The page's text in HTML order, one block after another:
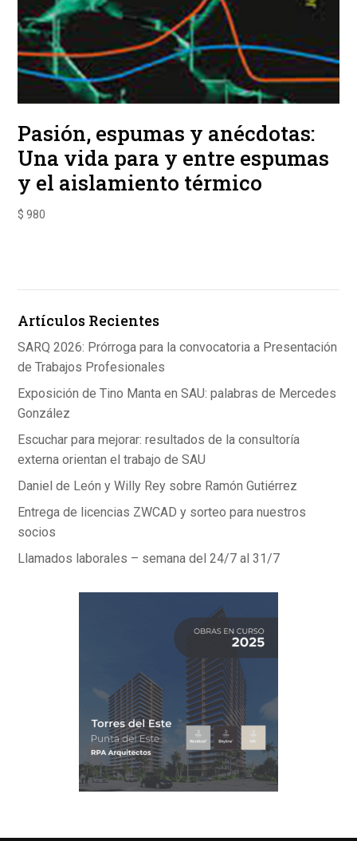
Pasión, espumas y anécdotas:
Una vida para y entre espumas
y el aislamiento térmico
$ 980
Artículos Recientes
SARQ 2026: Prórroga para la convocatoria a Presentación
de Trabajos Profesionales
Exposición de Tino Manta en SAU: palabras de Mercedes
González
Escuchar para mejorar: resultados de la consultoría
externa orientan el trabajo de SAU
Daniel de León y Willy Rey sobre Ramón Gutiérrez
Entrega de licencias ZWCAD y sorteo para nuestros
socios
Llamados laborales – semana del 24/7 al 31/7